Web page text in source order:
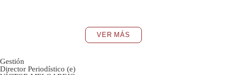
VER MÁS
Gestión
Director Periodístico (e)